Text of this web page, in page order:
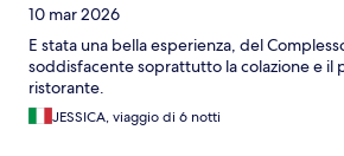
10 mar 2026
E stata una bella esperienza, del
soddisfacente soprattutto la colazione e il
ristorante.
JESSICA, viaggio di 6 notti